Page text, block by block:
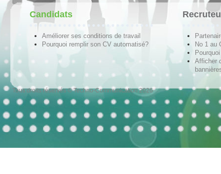
Candidats
Améliorer ses conditions de travail
Pourquoi remplir son CV automatisé?
No 1 au
Afficher
Tous droits réservés © Techno-Communication 2026